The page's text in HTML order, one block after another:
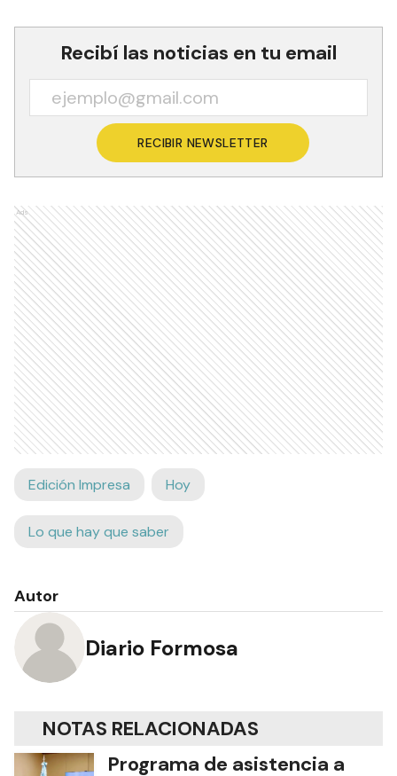
Recibí las noticias en tu email
RECIBIR NEWSLETTER
Ads
Edición Impresa Hoy
Lo que hay que saber
Autor
Diario Formosa
NOTAS RELACIONADAS
Programa de asistencia a